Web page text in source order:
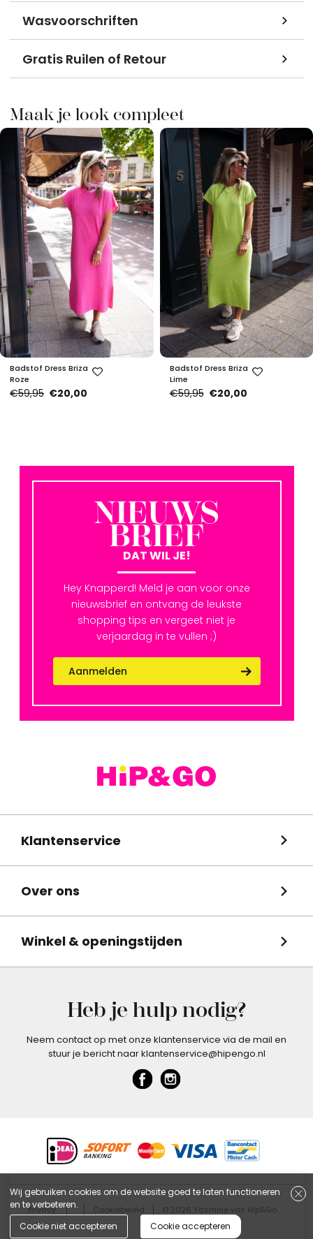
Wasvoorschriften
Gratis Ruilen of Retour
Maak je look compleet
Badstof Dress Briza
Roze
€59,95 €20,00
Badstof Dress Briza
Lime
€59,95 €20,00
NIEUWS
BRIEF
DAT WIL JE!
Hey Knapperd! Meld je aan voor onze
nieuwsbrief en ontvang de leukste
shopping tips en vergeet niet je
verjaardag in te vullen ;)
Aanmelden
Klantenservice
Over ons
Winkel & openingstijden
Heb je hulp nodig?
Neem contact op met onze klantenservice via de mail en
stuur je bericht naar klantenservice@hipengo.nl
Privacy Cookiebeleid © 2026 Yasmine van Hip&Go
Wij gebruiken cookies om de website goed te laten functioneren
en te verbeteren.